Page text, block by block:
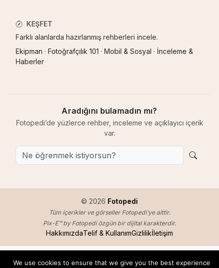
KEŞFET
Farklı alanlarda hazırlanmış rehberleri incele.
Ekipman · Fotoğrafçılık 101 · Mobil & Sosyal · İnceleme &
Haberler
Aradığını bulamadın mı?
Fotopedi’de yüzlerce rehber, inceleme ve açıklayıcı içerik
var.
© 2026 Fotopedi
Tüm içerikler ve görseller Fotopedi’ye aittir.
Pix-E™ by Fotopedi özgün bir dijital karakterdir.
HakkımızdaTelif & KullanımGizlilikİletişim
We use cookies to ensure that we give you the best experience